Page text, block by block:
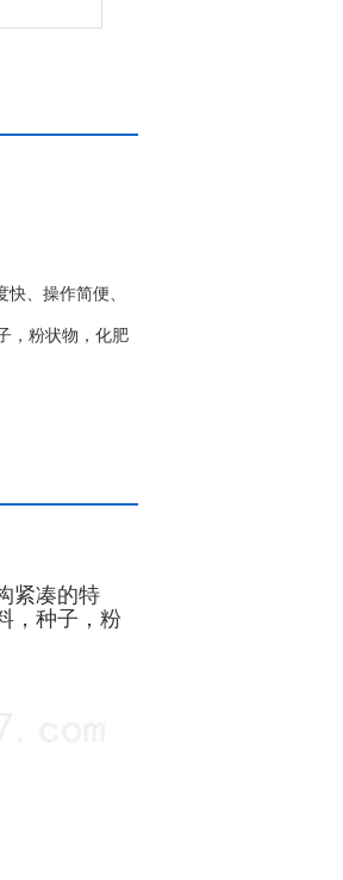
、操作简便、
，粉状物，化肥
紧凑的特
，种子，粉